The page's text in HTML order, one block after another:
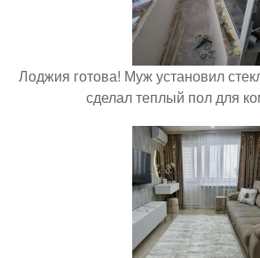
Лоджия готова! Муж установил
сделал теплый пол для